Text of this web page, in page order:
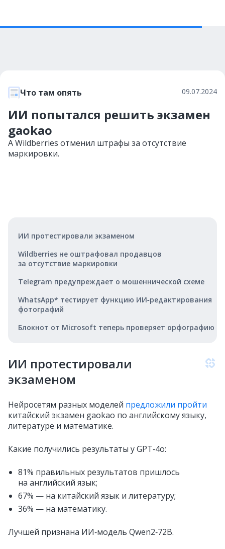
Что там опять 09.07.2024
ИИ попытался решить экзамен
gaokao
А Wildberries отменил штрафы за отсутствие
маркировки.
ИИ протестировали экзаменом
Wildberries не оштрафовал продавцов
за отсутствие маркировки
Telegram предупреждает о мошеннической схеме
WhatsApp* тестирует функцию ИИ‑редактирования
фотографий
Блокнот от Microsoft теперь проверяет орфографию
ИИ протестировали
экзаменом
Нейросетям разных моделей предложили пройти
китайский экзамен gaokao по английскому языку,
литературе и математике.
Какие получились результаты у GPT‑4o:
81% правильных результатов пришлось
на английский язык;
67% — на китайский язык и литературу;
36% — на математику.
Лучшей признана ИИ‑модель Qwen2‑72B.